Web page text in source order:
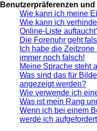
Benutzerpräferenzen
Wie kann ich meine
Wie kann ich
Online-Liste
Die Forenuhr geht
Ich habe die
immer noch falsch!
Meine Sprache steht
Was sind das für
angezeigt werden?
Wie verwende ich
Was ist mein Rang
Wenn ich bei einem
werde ich